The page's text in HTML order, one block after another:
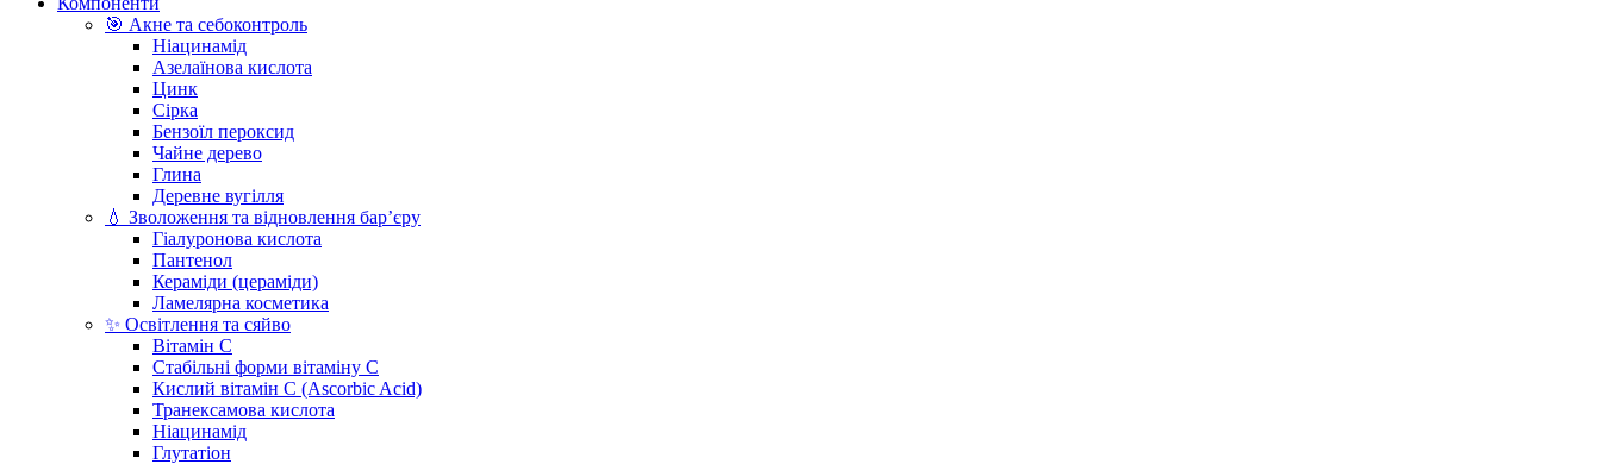
🎯 Акне та себоконтроль
Ніацинамід
Азелаїнова кислота
Цинк
Сірка
Бензоїл пероксид
Чайне дерево
Глина
Деревне вугілля
💧 Зволоження та відновлення бар’єру
Гіалуронова кислота
Пантенол
Кераміди (цераміди)
Ламелярна косметика
✨ Освітлення та сяйво
Вітамін С
Стабільні форми вітаміну С
Кислий вітамін С (Ascorbic Acid)
Транексамова кислота
Ніацинамід
Глутатіон